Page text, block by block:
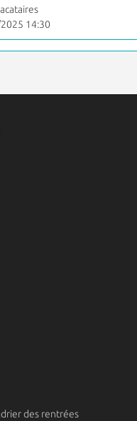
14:30
des rentrées